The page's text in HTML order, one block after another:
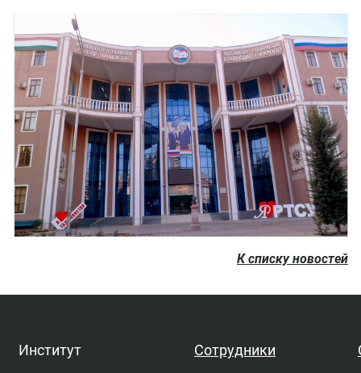
К списку новостей
Институт Сотрудники